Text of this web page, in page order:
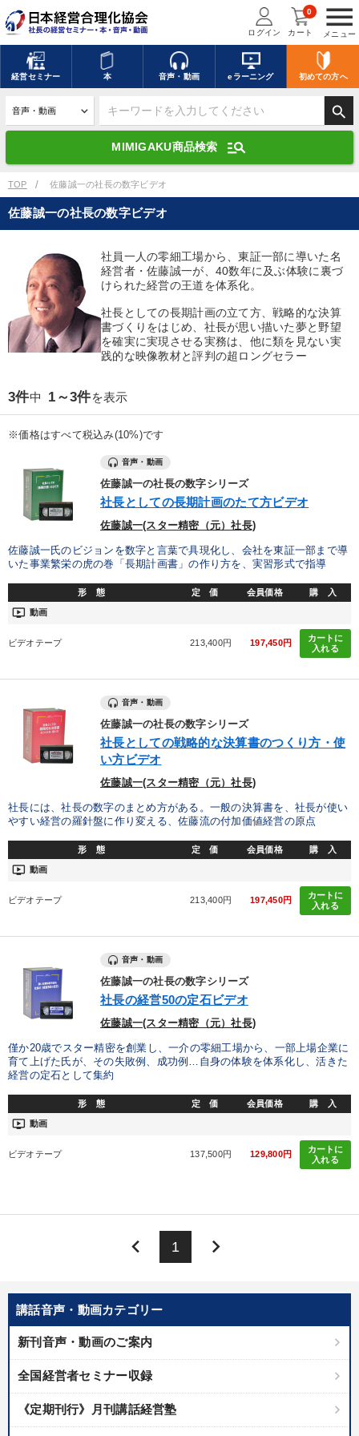
menu
メニュー
ログイン カート
0
経営セミナー 本 音声・動画 eラーニング 初めての方へ
search
MIMIGAKU商品検索 manage_search
キーワードを入力して探す
デジタル版対応のみ検索結果に表示する
search 上記の条件で検索
全国経営者セミナー講演収録物（全1315タイトル）からお探しいただけ
ます
カテゴリー
若手異才経営者の発想
リーダーの器量を学ぶ
テーマ
組織と人を動かすマネジメント力を磨く 148回夏季大会
仕事のスキルと人間力を高める知恵を身につける
《強い財務を実践する経営者》講話４選 【5月】音声・映像
2025年春季全国経営者セミナー収録講演ＣＤ・講演ＤＶＤ・デジ
タル版（音声／動画ストリーミング・ダウンロード）
製造業 卸売・小売・飲食業 建設・不動産業
キーワード
ランチェスター戦略
広報・PR
経営音声・動画を探す
全国経営者セミナー収録物以外の経営教材（全762タイトル）からお探
カテゴリー
会社のパフォーマンスを高める講話 【2月】音声・映像
組織・採用・スキル 後継社長・アトツギ
全国経営者セミナー収録〈売れ筋・人気ランキング〉＆新刊・好
評講話
2026年夏季全国経営者セミナー収録講演ＣＤ・講演ＤＶＤ・デジ
タル版（音声／動画ストリーミング・ダウンロード）
最新技術・トレンド 【12月】音声・映像
売上直結の営業力や販売力を獲得する
TOP 佐藤誠一の社長の数字ビデオ
講話音声・動画カテゴリー
新刊音声・動画のご案内
全国経営者セミナー収録
《定期刊行》月刊講話経営塾
佐藤誠一の社長の数字ビデオ
社員一人の零細工場から、東証一部に導いた名
経営者・佐藤誠一が、40数年に及ぶ体験に裏づ
けられた経営の王道を体系化。
社長としての長期計画の立て方、戦略的な決算
書づくりをはじめ、社長が思い描いた夢と野望
を確実に実現させる実務は、他に類を見ない実
践的な映像教材と評判の超ロングセラー
3件中 1～3件を表示
※価格はすべて税込み(10%)です
音声・動画
佐藤誠一の社長の数字シリーズ
社長としての長期計画のたて方ビデオ
佐藤誠一(スター精密（元）社長)
佐藤誠一氏のビジョンを数字と言葉で具現化し、会社を東証一部まで導
いた事業繁栄の虎の巻「長期計画書」の作り方を、実習形式で指導
形 態 定 価 会員価格 購 入
ondemand_video 動画
ビデオテープ 213,400円 197,450円
カートに
入れる
音声・動画
佐藤誠一の社長の数字シリーズ
社長としての戦略的な決算書のつくり方・使
い方ビデオ
佐藤誠一(スター精密（元）社長)
社長には、社長の数字のまとめ方がある。一般の決算書を、社長が使い
やすい経営の羅針盤に作り変える、佐藤流の付加価値経営の原点
形 態 定 価 会員価格 購 入
ondemand_video 動画
ビデオテープ 213,400円 197,450円
カートに
入れる
音声・動画
佐藤誠一の社長の数字シリーズ
社長の経営50の定石ビデオ
佐藤誠一(スター精密（元）社長)
僅か20歳でスター精密を創業し、一介の零細工場から、一部上場企業に
育て上げた氏が、その失敗例、成功例…自身の体験を体系化し、活きた
経営の定石として集約
形 態 定 価 会員価格 購 入
ondemand_video 動画
ビデオテープ 137,500円 129,800円
カートに
入れる
keyboard_arrow_left 1 keyboard_arrow_right